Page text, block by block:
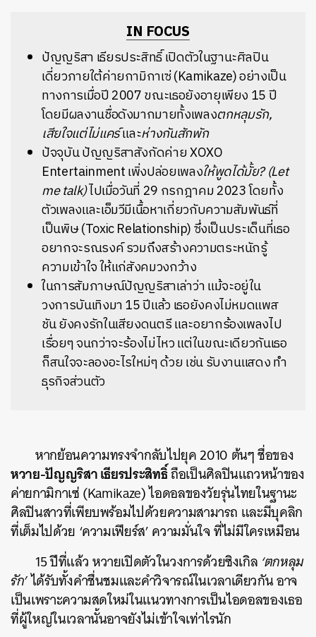
IN FOCUS
ปัญญริสา เธียรประสิทธิ์ เปิดตัวในฐานะศิลปิน
เดี่ยวภายใต้ค่ายกามิกาเซ่ (Kamikaze) อย่างเป็น
ทางการเมื่อปี 2007 ขณะเธอยังอายุเพียง 15 ปี
โดยมีผลงานชื่อดังมากมายทั้งเพลงตกหลุมรัก,
เสียใจแต่ไม่แคร์และห่างกันสักพัก
ปัจจุบัน ปัญญริสาสังกัดค่าย XOXO
Entertainment เพิ่งปล่อยเพลงให้พูดได้มั้ย? (Let
me talk)ไปเมื่อวันที่ 29 กรกฎาคม 2023 โดยทั้ง
ตัวเพลงและเอ็มวีมีเนื้อหาเกี่ยวกับความสัมพันธ์ที่
เป็นพิษ (Toxic Relationship) ซึ่งเป็นประเด็นที่เธอ
อยากจะรณรงค์ รวมถึงสร้างความตระหนักรู้
ความเข้าใจ ให้แก่สังคมวงกว้าง
ในการสัมภาษณ์ปัญญริสาเล่าว่า แม้จะอยู่ใน
วงการบันเทิงมา 15 ปีแล้ว เธอยังคงไม่หมดแพส
ชัน ยังคงรักในเสียงดนตรี และอยากร้องเพลงไป
เรื่อยๆ จนกว่าจะร้องไม่ไหว แต่ในขณะเดียวกันเธอ
ก็สนใจจะลองอะไรใหม่ๆ ด้วย เช่น รับงานแสดง ทำ
ธุรกิจส่วนตัว
หากย้อนความทรงจำกลับไปยุค 2010 ต้นๆ ชื่อของ
หวาย-ปัญญริสา เธียรประสิทธิ์ถือเป็นศิลปินแถวหน้าของ
ค่ายกามิกาเซ่ (Kamikaze) ไอดอลของวัยรุ่นไทยในฐานะ
ศิลปินสาวที่เพียบพร้อมไปด้วยความสามารถ และมีบุคลิก
ที่เต็มไปด้วย ‘ความเฟียร์ส’ ความมั่นใจ ที่ไม่มีใครเหมือน
15 ปีที่แล้ว หวายเปิดตัวในวงการด้วยซิงเกิล ‘ตกหลุม
รัก’ได้รับทั้งคำชื่นชมและคำวิจารณ์ในเวลาเดียวกัน อาจ
เป็นเพราะความสดใหม่ในแนวทางการเป็นไอดอลของเธอ
ที่ผู้ใหญ่ในเวลานั้นอาจยังไม่เข้าใจเท่าไรนัก